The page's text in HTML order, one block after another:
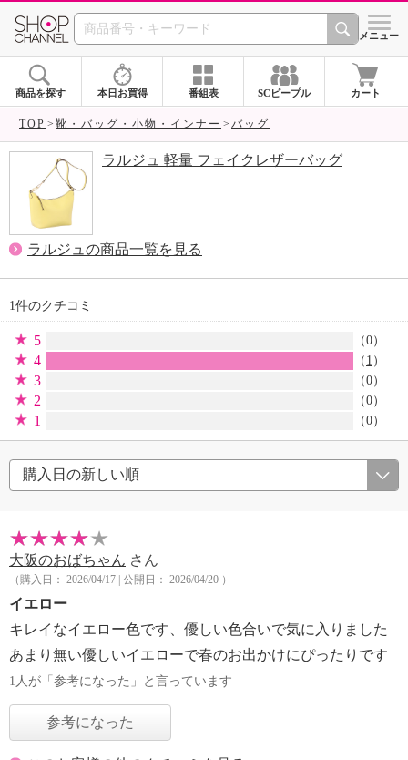
SHOP CHANNEL シメニュー
商品を探す 本日お買得 番組表 SCピープル カート
TOP 靴・バッグ・小物・インナー バッグ
ラルジュ 軽量 フェイクレザーバッグ
ラルジュの商品一覧を見る
1件のクチコミ
5 （0）
4 （ 1 ）
3 （0）
2 （0）
1 （0）
大阪のおばちゃん さん
（購入日： 2026/04/17 | 公開日： 2026/04/20 ）
イエロー
キレイなイエロー色です、優しい色合いで気に入りました
あまり無い優しいイエローで春のお出かけにぴったりです
1人が「参考になった」と言っています
参考になった